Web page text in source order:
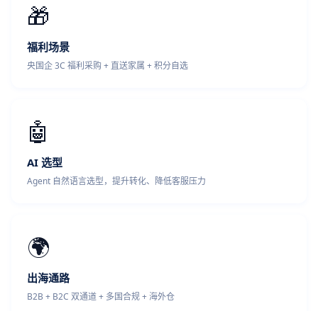
🎁
福利场景
央国企 3C 福利采购 + 直送家属 + 积分自选
🤖
AI 选型
Agent 自然语言选型，提升转化、降低客服压力
🌍
出海通路
B2B + B2C 双通道 + 多国合规 + 海外仓